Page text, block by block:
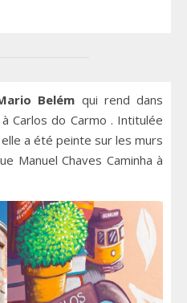
Belém qui rend dans
Carlos do Carmo . Intitulée
a été peinte sur les murs
Manuel Chaves Caminha à